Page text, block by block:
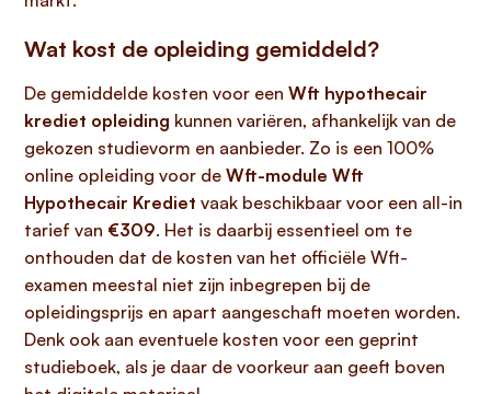
Wat kost de opleiding gemiddeld?
De gemiddelde kosten voor een Wft hypothecair
krediet opleiding kunnen variëren, afhankelijk van de
gekozen studievorm en aanbieder. Zo is een 100%
online opleiding voor de Wft-module Wft
Hypothecair Krediet vaak beschikbaar voor een all-in
tarief van €309. Het is daarbij essentieel om te
onthouden dat de kosten van het officiële Wft-
examen meestal niet zijn inbegrepen bij de
opleidingsprijs en apart aangeschaft moeten worden.
Denk ook aan eventuele kosten voor een geprint
studieboek, als je daar de voorkeur aan geeft boven